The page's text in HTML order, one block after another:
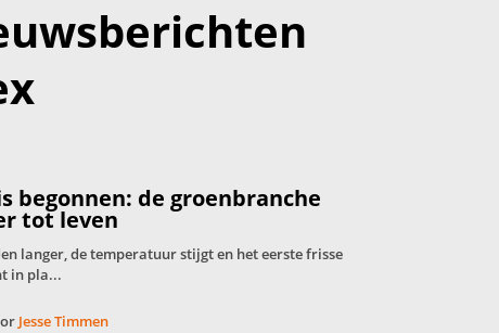
begonnen: de groenbranche
tot leven
langer, de temperatuur stijgt en het eerste frisse
in pla...
Jesse Timmen